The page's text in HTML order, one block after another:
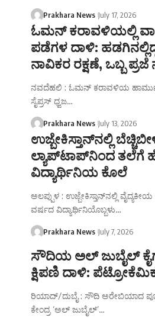
Prakhara News July 17, 2026
ಓಮನ್ ಕರಾವಳಿಯಲ್ಲಿ
ಪಡೆಗಳ ದಾಳಿ:
ನಾವಿಕರ ರಕ್ಷಣೆ, ಒಬ್ಬ ಪ್ರಜೆ
ನವದೆಹಲಿ : ಓಮನ್ ಕರಾವಳಿಯ
ಸೈಪ್ರಸ್ ಧ್ವಜ…
Prakhara News July 13, 2026
ಉಜ್ಬೇಕಿಸ್ತಾನ್‌ನಲ್ಲಿ
ಲ್ಯಾಪ್‌ಟಾಪ್‌ನಿಂದ
ವಿದ್ಯಾರ್ಥಿನಿಯ ಕೊಲೆ
ಅಲಪ್ಪುಳ : ಉಜ್ಬೇಕಿಸ್ತಾನ್‌ನಲ್ಲಿ
ವರ್ಷದ ವಿದ್ಯಾರ್ಥಿನಿಯೊಬ್ಬಳು…
Prakhara News July 7, 2026
ಸೌದಿಯ ಅಲ್ ಜುಬೈಲ್
ಕ್ಷಿಪಣಿ ದಾಳಿ:
ರಿಯಾದ್/ದುಬೈ : ಸೌದಿ ಅರೇಬಿಯಾದ ಪೂರ್ವ
ಕೇಂದ್ರ ‘ಅಲ್ ಜುಬೈಲ್’…